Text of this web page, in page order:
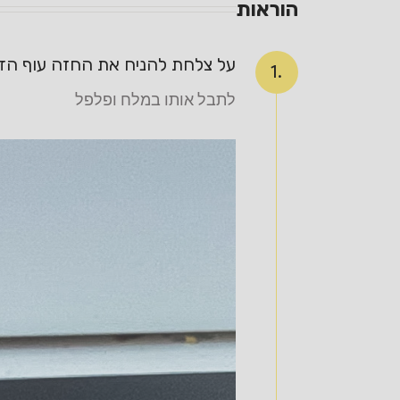
הוראות
1. על צלחת להניח את החזה עוף
לתבל אותו במלח ופלפל